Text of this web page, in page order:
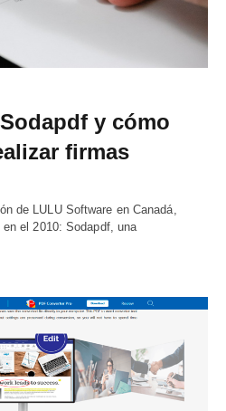
y cómo
firmas
de LULU Software en Canadá,
el 2010: Sodapdf, una